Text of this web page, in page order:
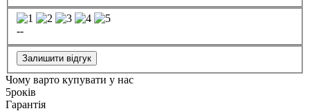
--
Залишити відгук
Чому варто купувати у нас
5років
Гарантія